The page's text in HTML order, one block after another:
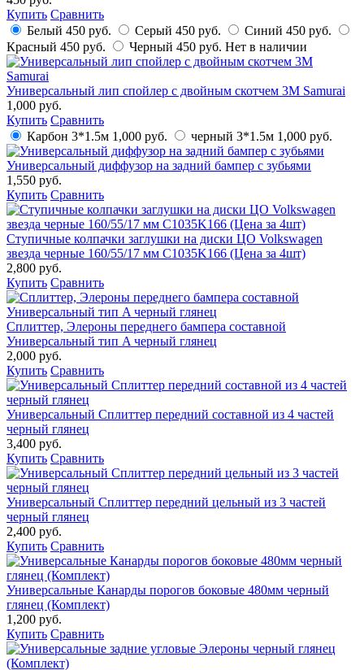
Купить Сравнить
Белый 450 руб. Серый 450 руб. Синий 450 руб.
Красный 450 руб. Черный 450 руб. Нет в наличии
Универсальный лип спойлер с двойным скотчем 3М Samurai
1,000 руб.
Купить Сравнить
Карбон 3*1.5м 1,000 руб. черный 3*1.5м 1,000 руб.
Универсальный диффузор на задний бампер с зубьями
1,550 руб.
Купить Сравнить
Ступичные колпачки заглушки на диски ЦО Volkswagen
звезда черные 160/55/17 мм C1035K166 (Цена за 4шт)
2,800 руб.
Купить Сравнить
Сплиттер, Элероны переднего бампера составной
Универсальный тип A черный глянец
2,000 руб.
Купить Сравнить
Универсальный Сплиттер передний составной из 4 частей
черный глянец
3,400 руб.
Купить Сравнить
Универсальный Сплиттер передний цельный из 3 частей
черный глянец
2,400 руб.
Купить Сравнить
Универсальные Канарды порогов боковые 480мм черный
глянец (Комплект)
1,200 руб.
Купить Сравнить